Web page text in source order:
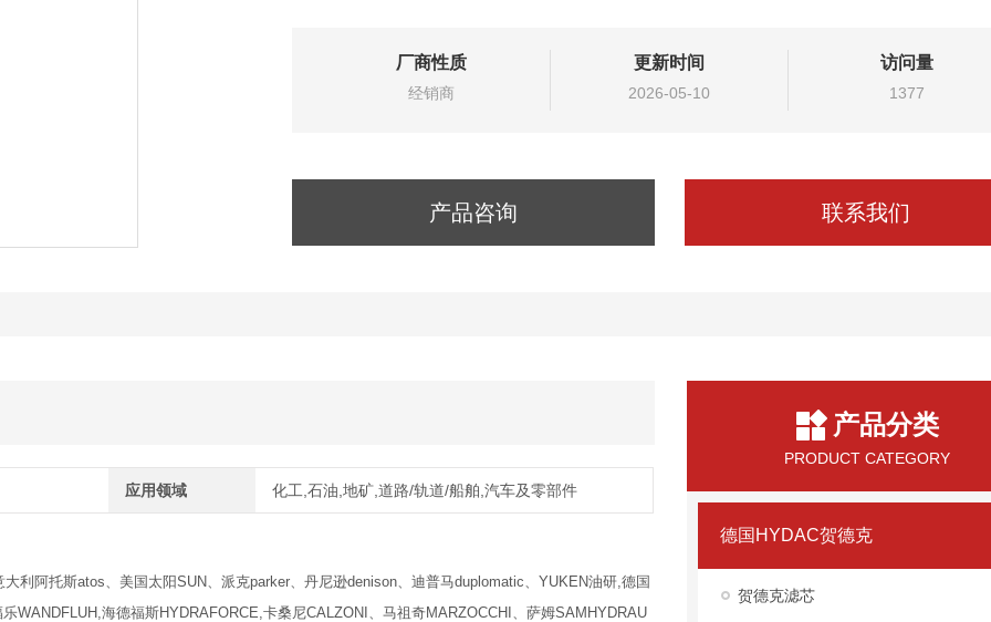
厂商性质
经销商
更新时间
2026-05-10
访问量
1377
产品咨询 联系我们
应用领域 化工,石油,地矿,道路/轨道/船舶,汽车及零部件
利阿托斯atos、美国太阳SUN、派克parker、丹尼逊denison、迪普马duplomatic、YUKEN油研,德国
WANDFLUH,海德福斯HYDRAFORCE,卡桑尼CALZONI、马祖奇MARZOCCHI、萨姆SAMHYDRAU
产品分类
PRODUCT CATEGORY
德国HYDAC贺德克
贺德克滤芯